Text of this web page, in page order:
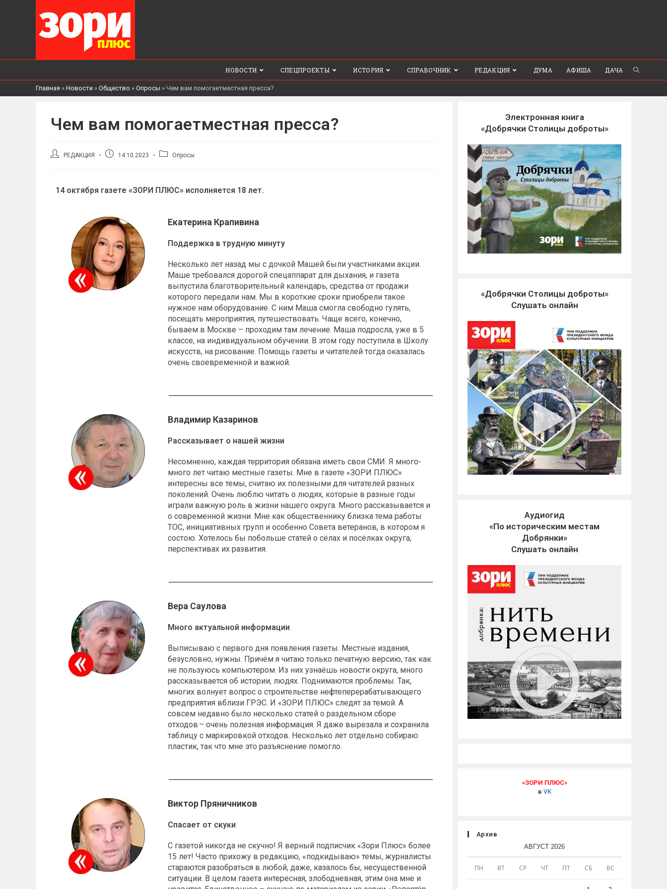
НОВОСТИ СПЕЦПРОЕКТЫ ИСТОРИЯ СПРАВОЧНИК РЕДАКЦИЯ ДУМА АФИША ДАЧА
Главная » Новости » Общество » Опросы » Чем вам помогаетместная пресса?
Чем вам помогаетместная пресса?
РЕДАКЦИЯ 14.10.2023 Опросы
14 октября газете «ЗОРИ ПЛЮС» исполняется 18 лет.
Екатерина Крапивина
Поддержка в трудную минуту
Несколько лет назад мы с дочкой Машей были участниками акции.
Маше требовался дорогой спецаппарат для дыхания, и газета
выпустила благотворительный календарь, средства от продажи
которого передали нам. Мы в короткие сроки приобрели такое
нужное нам оборудование. С ним Маша смогла свободно гулять,
посещать мероприятия, путешествовать. Чаще всего, конечно,
бываем в Москве – проходим там лечение. Маша подросла, уже в 5
классе, на индивидуальном обучении. В этом году поступила в Школу
искусств, на рисование. Помощь газеты и читателей тогда оказалась
очень своевременной и важной.
Владимир Казаринов
Рассказывает о нашей жизни
Несомненно, каждая территория обязана иметь свои СМИ. Я много-
много лет читаю местные газеты. Мне в газете «ЗОРИ ПЛЮС»
интересны все темы, считаю их полезными для читателей разных
поколений. Очень люблю читать о людях, которые в разные годы
играли важную роль в жизни нашего округа. Много рассказывается и
о современной жизни. Мне как общественнику близка тема работы
ТОС, инициативных групп и особенно Совета ветеранов, в котором я
состою. Хотелось бы побольше статей о сёлах и посёлках округа,
перспективах их развития.
Вера Саулова
Много актуальной информации
Выписываю с первого дня появления газеты. Местные издания,
безусловно, нужны. Причём я читаю только печатную версию, так как
не пользуюсь компьютером. Из них узнаёшь новости округа, много
рассказывается об истории, людях. Поднимаются проблемы. Так,
многих волнует вопрос о строительстве нефтеперерабатывающего
предприятия вблизи ГРЭС. И «ЗОРИ ПЛЮС» следят за темой. А
совсем недавно было несколько статей о раздельном сборе
отходов – очень полезная информация. Я даже вырезала и сохранила
таблицу с маркировкой отходов. Несколько лет отдельно собираю
пластик, так что мне это разъяснение помогло.
Виктор Пряничников
Спасает от скуки
С газетой никогда не скучно! Я верный подписчик «Зори Плюс» более
15 лет! Часто прихожу в редакцию, «подкидываю» темы, журналисты
стараются разобраться в любой, даже, казалось бы, несущественной
ситуации. В целом газета интересная, злободневная, этим она мне и
Электронная книга
«Добрячки Столицы доброты»
«Добрячки Столицы доброты»
Слушать онлайн
Аудиогид
«По историческим местам
Добрянки»
Слушать онлайн
«ЗОРИ ПЛЮС»
в VK
Архив
АВГУСТ 2026
ПН ВТ СР ЧТ ПТ СБ ВС